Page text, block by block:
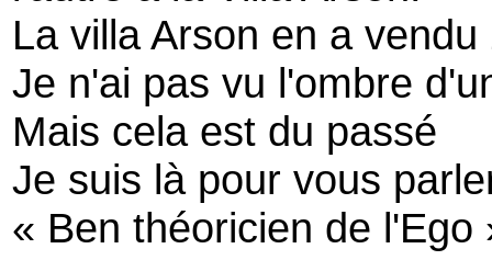
La villa Arson en a vendu
Je n'ai pas vu l'ombre
Mais cela est du passé
Je suis là pour vous
« Ben théoricien de l'Ego